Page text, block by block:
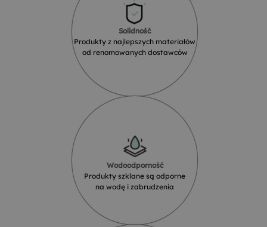
Solidność
Produkty z najlepszych materiałów
od renomowanych dostawców
Wodoodporność
Produkty szklane są odporne
na wodę i zabrudzenia